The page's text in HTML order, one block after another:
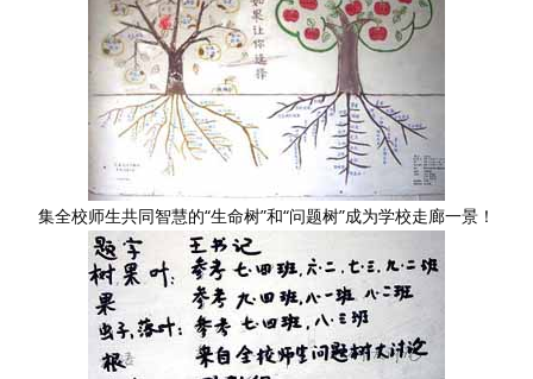
集全校师生共同智慧的“生命树”和“问题树”成为学校走廊一景！